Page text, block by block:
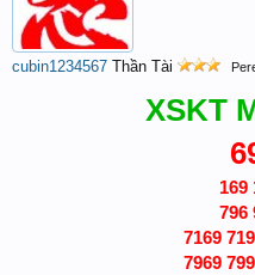
cubin1234567 Thần Tài
XSKT
169
796
7169
7969